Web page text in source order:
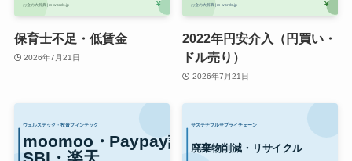
保育士不足・低賃金
2026年7月21日
2022年円安介入（円買い・
ドル売り）
2026年7月21日